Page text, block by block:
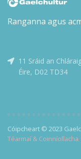
Ach cén seans
Ranganna agus
11 Sráid an
Éire, D02 TD34
Cóipcheart © 2023
Téarmaí & Coinníollacha